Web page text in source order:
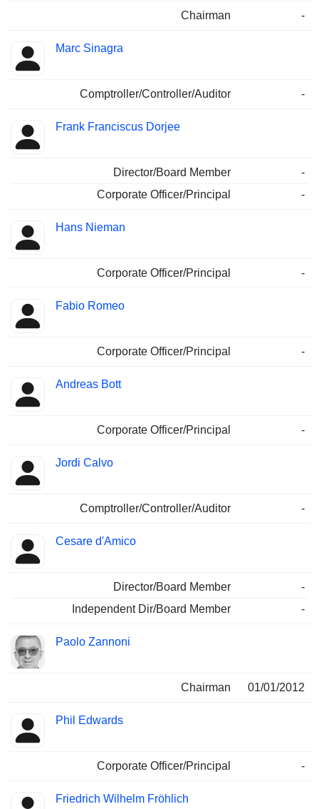
Chairman -
Marc Sinagra
Comptroller/Controller/Auditor -
Frank Franciscus Dorjee
Director/Board Member
-
Corporate Officer/Principal
-
Hans Nieman
Corporate Officer/Principal -
Fabio Romeo
Corporate Officer/Principal -
Andreas Bott
Corporate Officer/Principal -
Jordi Calvo
Comptroller/Controller/Auditor -
Cesare d'Amico
Director/Board Member
-
Independent Dir/Board Member
-
Paolo Zannoni
Chairman 01/01/2012
Phil Edwards
Corporate Officer/Principal -
Friedrich Wilhelm Fröhlich